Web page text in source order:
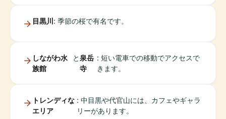
目黒川 : 季節の桜で有名です。
しながわ水
族館
と 泉岳
寺
: 短い電車での移動でアクセスで
きます。
トレンディな
エリア
: 中目黒や代官山には、カフェやギャラ
リーがあります。